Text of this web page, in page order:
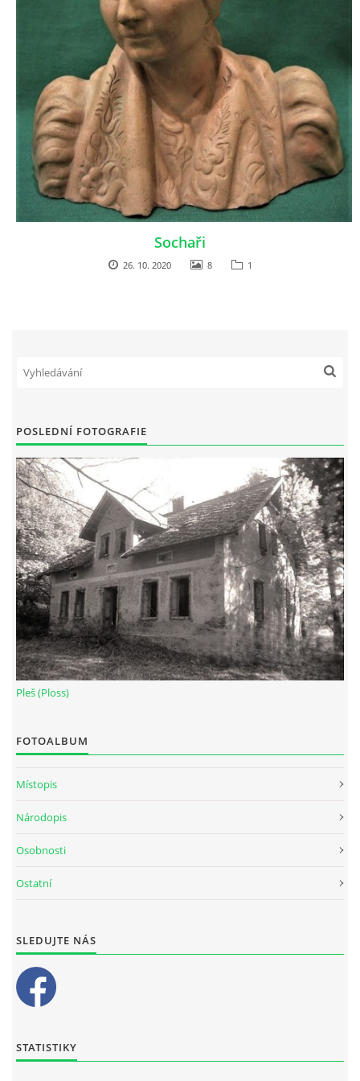
Sochaři
26. 10. 2020 8 1
POSLEDNÍ FOTOGRAFIE
Pleš (Ploss)
FOTOALBUM
Místopis
Národopis
Osobnosti
Ostatní
SLEDUJTE NÁS
STATISTIKY